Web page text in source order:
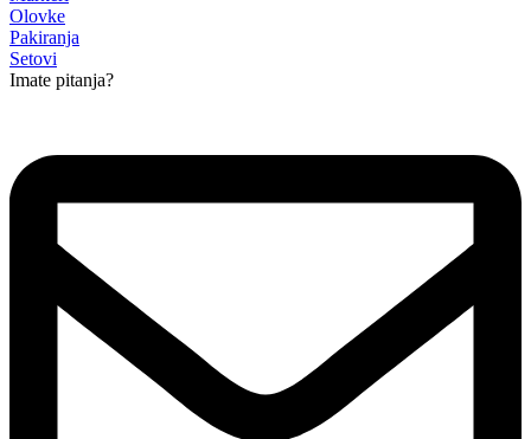
Olovke
Pakiranja
Setovi
Imate pitanja?